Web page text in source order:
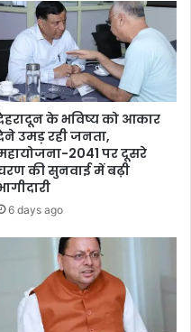
के भविष्य को आकार
उमड़ रही जनता,
2041 पर दूसरे
की सुनवाई में बढ़ी
6 days ago